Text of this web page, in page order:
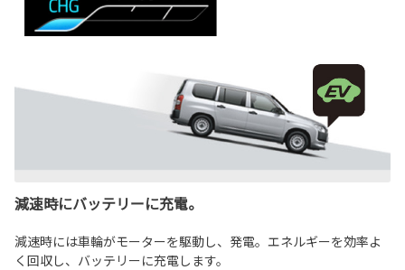
減速時にバッテリーに充電。
減速時には車輪がモーターを駆動し、発電。エネルギーを効率よ
く回収し、バッテリーに充電します。